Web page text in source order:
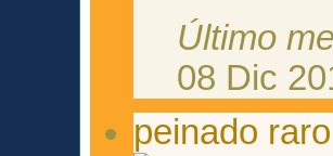
Último
08 Dic
peinado raro